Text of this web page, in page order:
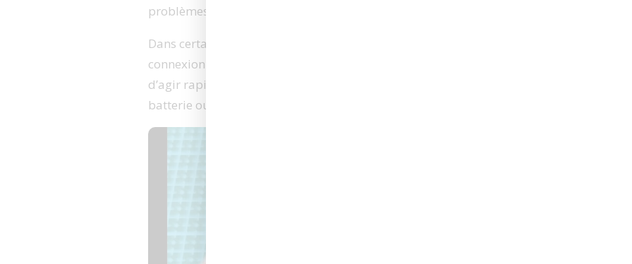
problèmes sous-jacents.
Dans certaines situations, un voyant rouge clignotant peut signaler un problème
connexion défectueuse ou une batterie endommagée. Il est essentiel de ne pas ignorer
d’agir rapidement pour diagnostiquer
batterie ou le chargeur.